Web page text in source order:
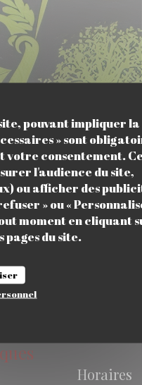
pouvant impliquer la
» sont
consentement.
l'audience du site,
ou afficher des
» ou «
moment en cliquant
du site.
Horaires